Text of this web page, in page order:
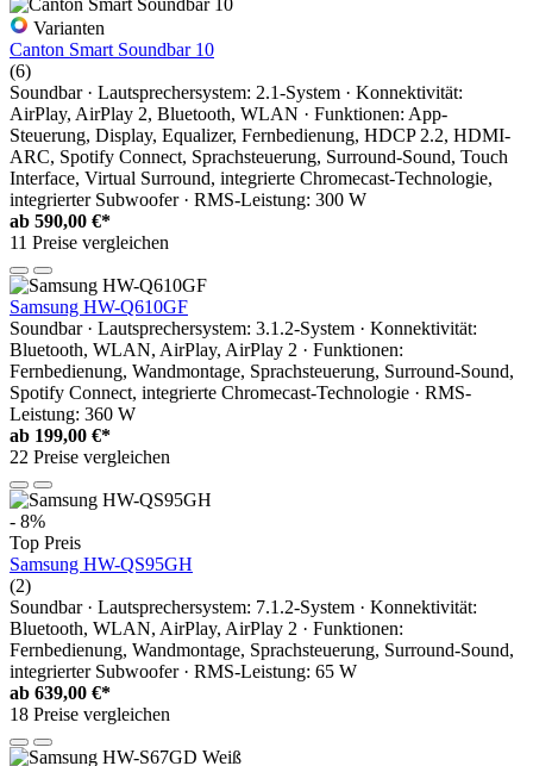
Varianten
Canton Smart Soundbar 10
(6)
Soundbar · Lautsprechersystem: 2.1-System · Konnektivität:
AirPlay, AirPlay 2, Bluetooth, WLAN · Funktionen: App-
Steuerung, Display, Equalizer, Fernbedienung, HDCP 2.2, HDMI-
ARC, Spotify Connect, Sprachsteuerung, Surround-Sound, Touch
Interface, Virtual Surround, integrierte Chromecast-Technologie,
integrierter Subwoofer · RMS-Leistung: 300 W
ab 590,00 €*
11 Preise vergleichen
Samsung HW-Q610GF
Soundbar · Lautsprechersystem: 3.1.2-System · Konnektivität:
Bluetooth, WLAN, AirPlay, AirPlay 2 · Funktionen:
Fernbedienung, Wandmontage, Sprachsteuerung, Surround-Sound,
Spotify Connect, integrierte Chromecast-Technologie · RMS-
Leistung: 360 W
ab 199,00 €*
22 Preise vergleichen
- 8%
Top Preis
Samsung HW-QS95GH
(2)
Soundbar · Lautsprechersystem: 7.1.2-System · Konnektivität:
Bluetooth, WLAN, AirPlay, AirPlay 2 · Funktionen:
Fernbedienung, Wandmontage, Sprachsteuerung, Surround-Sound,
integrierter Subwoofer · RMS-Leistung: 65 W
ab 639,00 €*
18 Preise vergleichen